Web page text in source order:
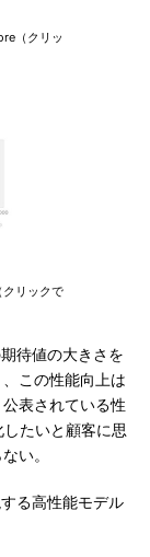
（クリッ
リックで
待値の大きさを
この性能向上は
表されている性
たいと顧客に思
い。
る高性能モデル